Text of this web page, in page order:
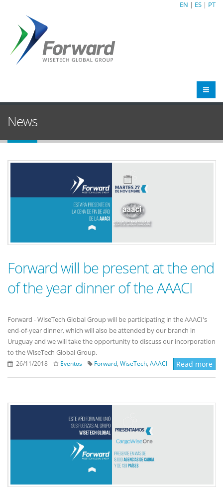
EN | ES | PT
News
Forward will be present at the end
of the year dinner of the AAACI
Forward - WiseTech Global Group will be participating in the AAACI's
end-of-year dinner, which will also be attended by our branch in
Uruguay and we will take the opportunity to discuss our incorporation
to the WiseTech Global Group.
26/11/2018 Eventos Forward WiseTech AAACI Read more